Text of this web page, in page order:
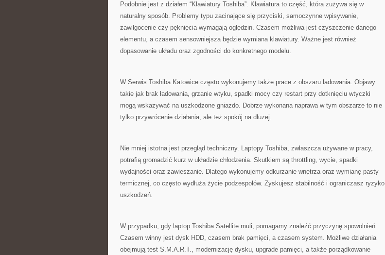
Podobnie jest z działem “Klawiatury Toshiba”. Klawiatura to część, która zużywa się w
naturalny sposób. Problemy typu zacinające się przyciski, samoczynne wpisywanie,
zawilgocenie czy pęknięcia wymagają oględzin. Czasem możliwa jest czyszczenie danego
elementu, a czasem sensowniejsza będzie wymiana klawiatury. Ważne jest również
dopasowanie układu oraz zgodności do konkretnego modelu.
W Serwis Toshiba Katowice często wykonujemy także prace z obszaru ładowania. Objawy
takie jak brak ładowania, grzanie wtyku, spadki mocy czy restart przy dotknięciu wtyczki
mogą wskazywać na uszkodzone gniazdo. Dobrze wykonana naprawa w tym obszarze to nie
tylko przywrócenie działania, ale też spokój na dłużej.
Nie mniej istotna jest przegląd techniczny. Laptopy Toshiba, zwłaszcza używane w pracy,
potrafią gromadzić kurz w układzie chłodzenia. Skutkiem są throttling, wycie, spadki
wydajności oraz zawieszanie. Dlatego wykonujemy odkurzanie wnętrza oraz wymianę pasty
termicznej, co często wydłuża życie podzespołów. Zyskujesz stabilność i ograniczasz ryzyko
uszkodzeń.
W przypadku, gdy laptop Toshiba Satellite muli, pomagamy znaleźć przyczynę spowolnień.
Czasem winny jest dysk HDD, czasem brak pamięci, a czasem system. Możliwe działania
obejmują test S.M.A.R.T., modernizację dysku, upgrade pamięci, a także porządkowanie